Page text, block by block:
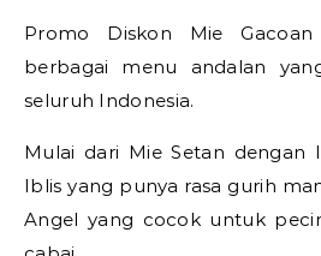
Promo Diskon Mie
berbagai menu andalan
seluruh Indonesia.
Mulai dari Mie Setan dengan
Iblis yang punya rasa gurih
Angel yang cocok untuk